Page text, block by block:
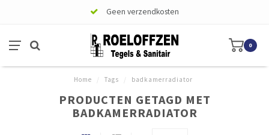
Geen verzendkosten
0
Home Tags badkamerradiator
PRODUCTEN GETAGD MET
BADKAMERRADIATOR